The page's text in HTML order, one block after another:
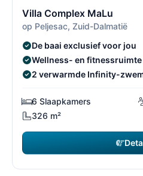
Villa Complex MaLu
op Peljesac, Zuid-Dalmatië
De baai exclusief voor jou
Wellness- en fitnessruimte
2 verwarmde Infinity-
6 Slaapkamers
326 m²